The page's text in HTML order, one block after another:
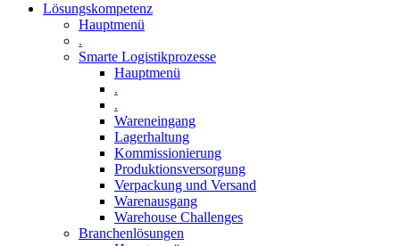
Lösungskompetenz
Hauptmenü
.
Smarte Logistikprozesse
Hauptmenü
.
.
Wareneingang
Lagerhaltung
Kommissionierung
Produktionsversorgung
Verpackung und Versand
Warenausgang
Warehouse Challenges
Branchenlösungen